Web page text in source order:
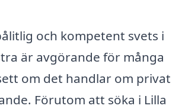
och kompetent svets i
är avgörande för många
om det handlar om privat
Förutom att söka i Lilla